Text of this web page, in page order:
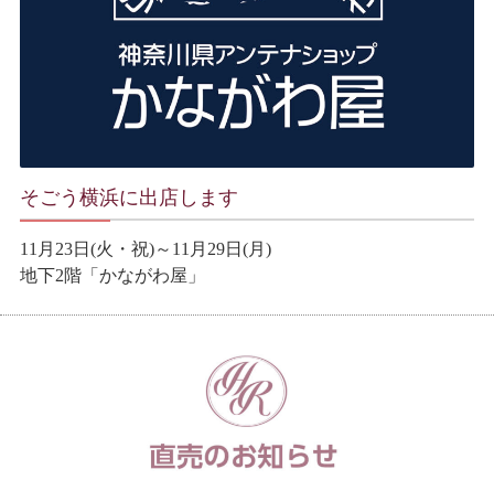
そごう横浜に出店します
11月23日(火・祝)～11月29日(月)
地下2階「かながわ屋」